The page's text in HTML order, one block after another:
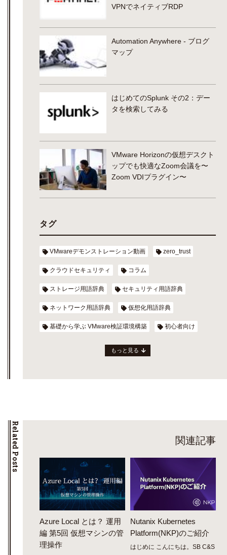
VPNでネイティブRDP
Automation Anywhere - ブログ
マップ
はじめてのSplunk その2：デー
タを検索してみる
VMware Horizonの仮想デスクト
ップでも快適なZoom会議を〜
Zoom VDIプラグイン〜
タグ
VMwareデモンストレーション動画 zero_trust
クラウドセキュリティ コラム
ストレージ用語辞典 セキュリティ用語辞典
ネットワーク用語辞典 仮想化用語辞典
基礎から学ぶ VMware検証環境構築 初心者向け
もっと見る
Related Posts 関連記事
Azure Local とは？ 運用
編 第5回 仮想マシンの管
理操作
Nutanix Kubernetes
Platform(NKP)のご紹介
はじめに こんにちは。SB C&S